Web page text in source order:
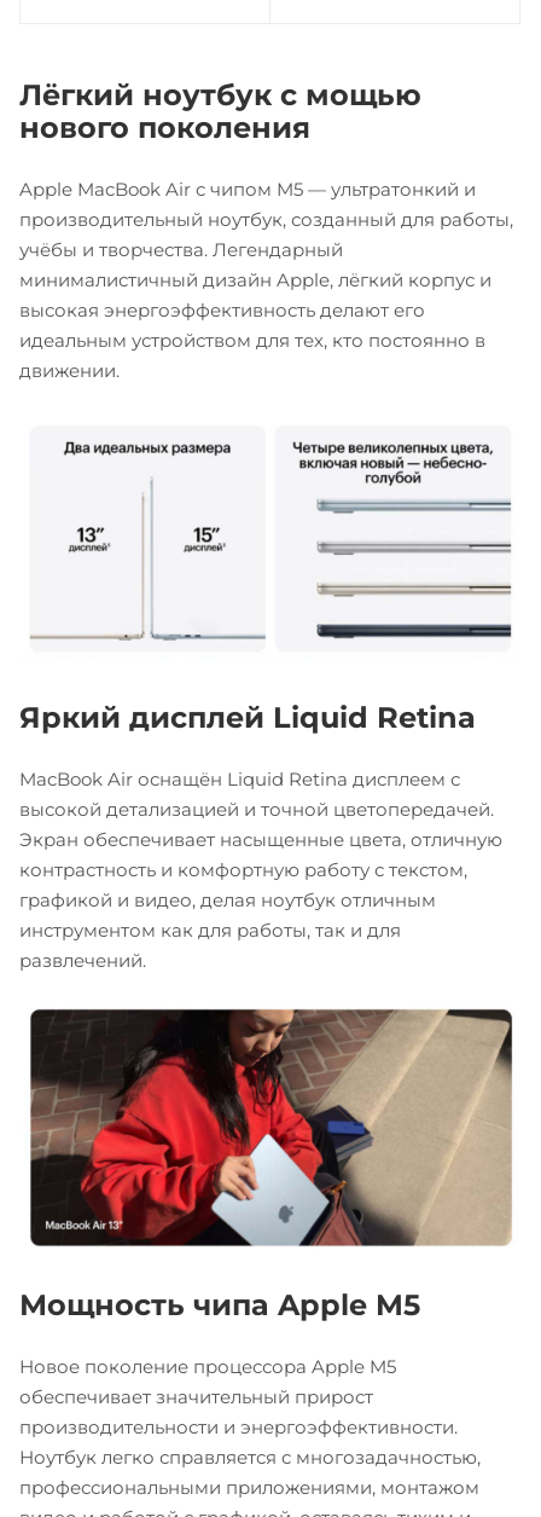
Лёгкий ноутбук с мощью
нового поколения
Apple MacBook Air с чипом M5 — ультратонкий и
производительный ноутбук, созданный для работы,
учёбы и творчества. Легендарный
минималистичный дизайн Apple, лёгкий корпус и
высокая энергоэффективность делают его
идеальным устройством для тех, кто постоянно в
движении.
Яркий дисплей Liquid Retina
MacBook Air оснащён Liquid Retina дисплеем с
высокой детализацией и точной цветопередачей.
Экран обеспечивает насыщенные цвета, отличную
контрастность и комфортную работу с текстом,
графикой и видео, делая ноутбук отличным
инструментом как для работы, так и для
развлечений.
Мощность чипа Apple M5
Новое поколение процессора Apple M5
обеспечивает значительный прирост
производительности и энергоэффективности.
Ноутбук легко справляется с многозадачностью,
профессиональными приложениями, монтажом